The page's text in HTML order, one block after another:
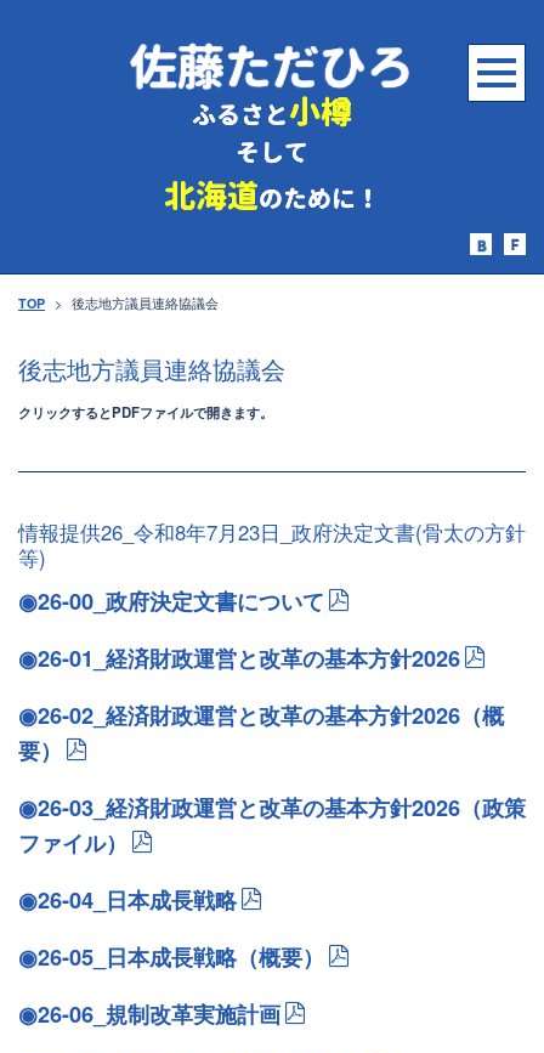
TOP > 後志地方議員連絡協議会
後志地方議員連絡協議会
クリックするとPDFファイルで開きます。
情報提供26_令和8年7月23日_政府決定文書(骨太の方針
等)
◉26-00_政府決定文書について
◉26-01_経済財政運営と改革の基本方針2026
◉26-02_経済財政運営と改革の基本方針2026（概
要）
◉26-03_経済財政運営と改革の基本方針2026（政策
ファイル）
◉26-04_日本成長戦略
◉26-05_日本成長戦略（概要）
◉26-06_規制改革実施計画